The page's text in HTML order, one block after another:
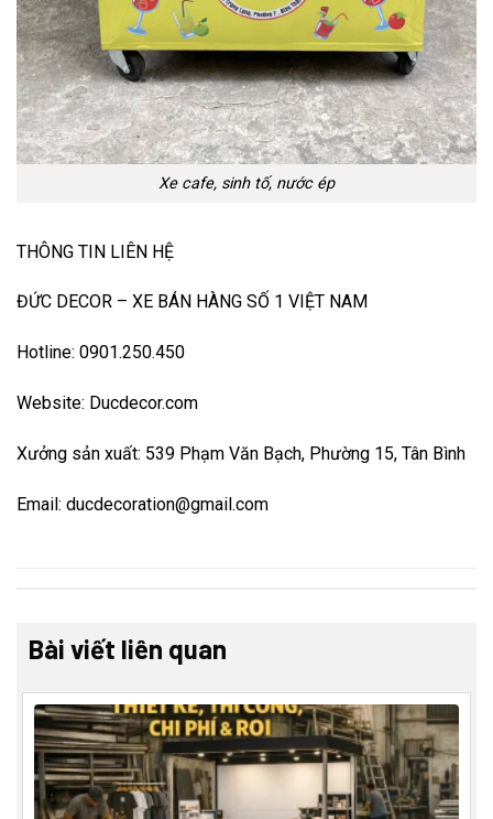
Xe cafe, sinh tố, nước ép
THÔNG TIN LIÊN HỆ
ĐỨC DECOR – XE BÁN HÀNG SỐ 1 VIỆT NAM
Hotline: 0901.250.450
Website: Ducdecor.com
Xưởng sản xuất: 539 Phạm Văn Bạch, Phường 15, Tân Bình
Email: ducdecoration@gmail.com
Bài viết liên quan